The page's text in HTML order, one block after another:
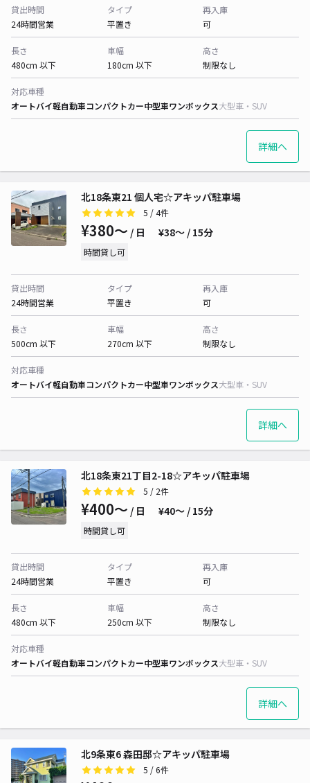
貸出時間
24時間営業
タイプ
平置き
再入庫
可
長さ
480cm 以下
車幅
180cm 以下
高さ
制限なし
対応車種
オートバイ軽自動車コンパクトカー中型車ワンボックス大型車・SUV
詳細へ
北18条東21 個人宅☆アキッパ駐車場
5 / 4件
¥380〜 / 日 ¥38〜 / 15分
時間貸し可
貸出時間
24時間営業
タイプ
平置き
再入庫
可
長さ
500cm 以下
車幅
270cm 以下
高さ
制限なし
対応車種
オートバイ軽自動車コンパクトカー中型車ワンボックス大型車・SUV
詳細へ
北18条東21丁目2-18☆アキッパ駐車場
5 / 2件
¥400〜 / 日 ¥40〜 / 15分
時間貸し可
貸出時間
24時間営業
タイプ
平置き
再入庫
可
長さ
480cm 以下
車幅
250cm 以下
高さ
制限なし
対応車種
オートバイ軽自動車コンパクトカー中型車ワンボックス大型車・SUV
詳細へ
北9条東6 森田邸☆アキッパ駐車場
5 / 6件